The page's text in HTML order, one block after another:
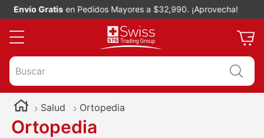
Gratisen Pedidos Mayores a $32,990. ¡Aprovecha!
Buscar
Salud Ortopedia
Ortopedia